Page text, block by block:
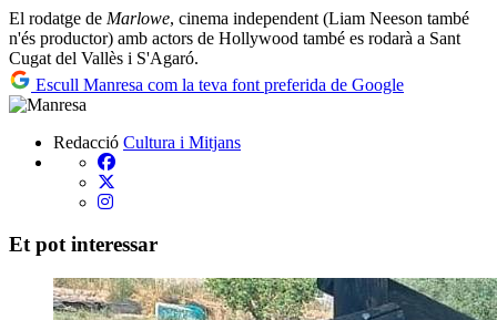
El rodatge de Marlowe, cinema independent (Liam Neeson també
n'és productor) amb actors de Hollywood també es rodarà a Sant
Cugat del Vallès i S'Agaró.
Escull Manresa com la teva font preferida de Google
Redacció Cultura i Mitjans
Et pot interessar